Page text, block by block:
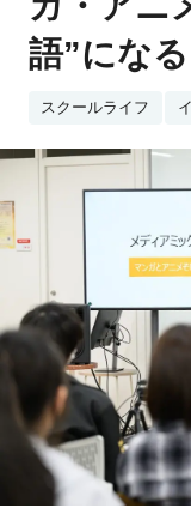
語”にな
スクールライフ